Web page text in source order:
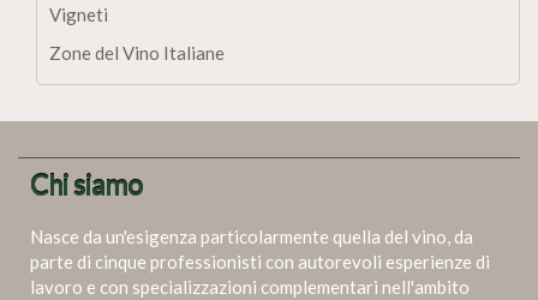
Vigneti
Zone del Vino Italiane
Chi siamo
Nasce da un'esigenza particolarmente quella del vino, da
parte di cinque professionisti con autorevoli esperienze di
lavoro e con specializzazioni complementari nell'ambito